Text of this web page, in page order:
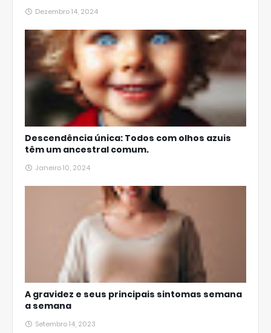
Dezembro 14, 2024
Descendência única: Todos com olhos azuis
têm um ancestral comum.
Janeiro 10, 2024
A gravidez e seus principais sintomas semana
a semana
Setembro 14, 2023